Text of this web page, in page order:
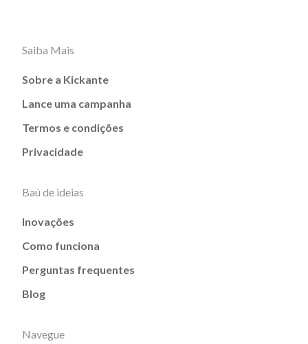
Saiba Mais
Sobre a Kickante
Lance uma campanha
Termos e condições
Privacidade
Baú de ideias
Inovações
Como funciona
Perguntas frequentes
Blog
Navegue